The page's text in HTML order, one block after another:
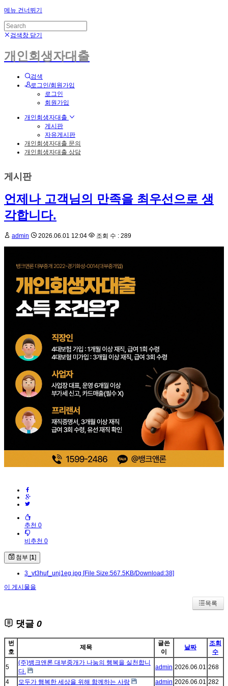
메뉴 건너뛰기
검색창 닫기
개인회생자대출
검색
로그인/회원가입
로그인
회원가입
개인회생자대출
게시판
자유게시판
개인회생자대출 문의
개인회생자대출 상담
게시판
언제나 고객님의 만족을 최우선으로 생
각합니다.
admin 2026.06.01 12:04 조회 수 : 289
추천 0
비추천 0
첨부 [1]
3_vt3huf_unj1eg.jpg [File Size:567.5KB/Download:38]
이 게시물을
목록
댓글 0
번
호
제목
글쓴
이
날짜
조회
수
5
(주)뱅크앤론 대부중개가 나눔의 행복을 실천합니
다.
admin 2026.06.01 268
4 모두가 행복한 세상을 위해 함께하는 사랑 admin 2026.06.01 282